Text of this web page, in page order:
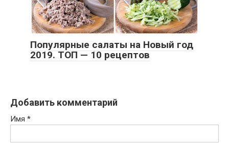
Популярные салаты на Новый год
2019. ТОП — 10 рецептов
Добавить комментарий
Имя *